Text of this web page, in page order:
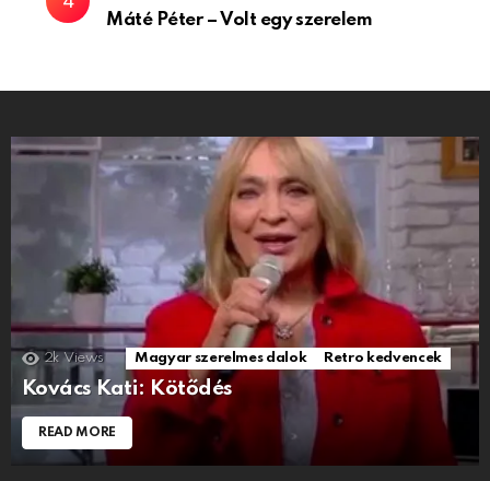
Máté Péter – Volt egy szerelem
2k Views Magyar szerelmes dalok Retro kedvencek
Kovács Kati: Kötődés
READ MORE